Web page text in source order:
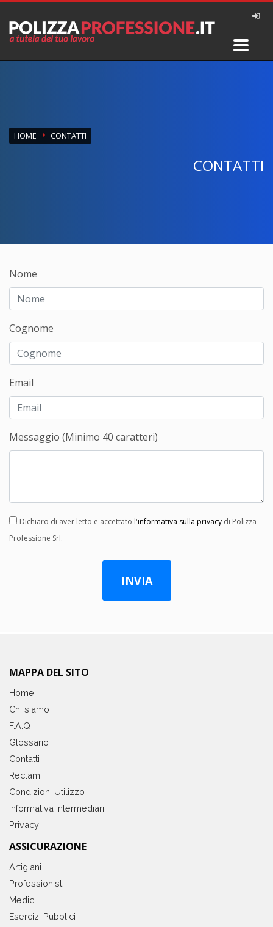
HOME CONTATTI
CONTATTI
Nome
Cognome
Email
Messaggio (Minimo 40 caratteri)
Dichiaro di aver letto e accettato l'informativa sulla privacy di Polizza
Professione Srl.
MAPPA DEL SITO
Home
Chi siamo
F.A.Q
Glossario
Contatti
Reclami
Condizioni Utilizzo
Informativa Intermediari
Privacy
ASSICURAZIONE
Artigiani
Professionisti
Medici
Esercizi Pubblici